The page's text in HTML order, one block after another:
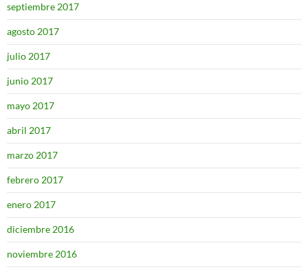
septiembre 2017
agosto 2017
julio 2017
junio 2017
mayo 2017
abril 2017
marzo 2017
febrero 2017
enero 2017
diciembre 2016
noviembre 2016